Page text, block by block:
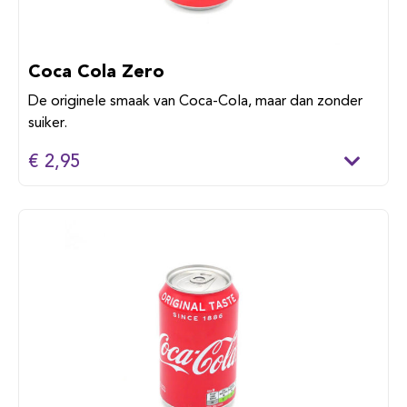
Coca Cola Zero
De originele smaak van Coca-Cola, maar dan zonder
suiker.
€ 2,95